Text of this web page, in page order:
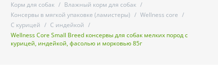
Корм для собак / Влажный корм для собак /
Консервы в мягкой упаковке (ламистеры) / Wellness core /
С курицей / С индейкой /
Wellness Core Small Breed консервы для собак мелких пород с
курицей, индейкой, фасолью и морковью 85г